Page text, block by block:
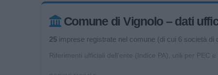
Comune di Vignolo – dati
25 imprese registrate nel comune (di cui 6 società di
Riferimenti ufficiali dell'ente (Indice PA), utili per PEC